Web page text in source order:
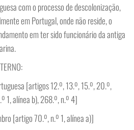
com o processo de descolonização,
em Portugal, onde não reside, o
em ter sido funcionário da antiga
[artigos 12.º, 13.º, 15.º, 20.º,
1, alínea b), 268.º, n.º 4]
[artigo 70.º, n.º 1, alínea a)]